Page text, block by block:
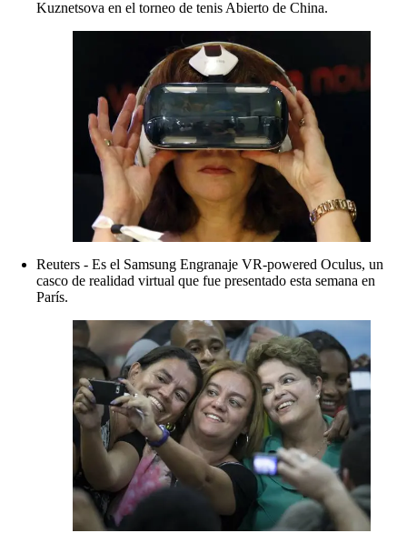
Kuznetsova en el torneo de tenis Abierto de China.
Reuters - Es el Samsung Engranaje VR-powered Oculus, un
casco de realidad virtual que fue presentado esta semana en
París.